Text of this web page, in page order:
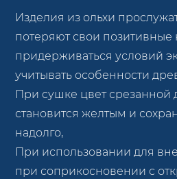
Изделия из ольхи
потеряют свои позитивные
придерживаться условий
учитывать особенности
При сушке цвет срезанной
становится желтым и
надолго,
При использовании для
при соприкосновении с